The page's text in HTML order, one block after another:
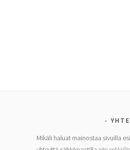
Mikäli haluat mainostaa sivuilla